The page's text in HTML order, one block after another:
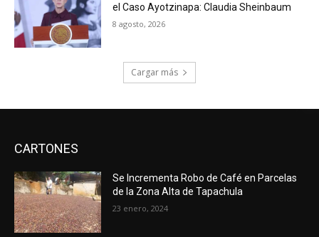
el Caso Ayotzinapa: Claudia Sheinbaum
8 agosto, 2026
Cargar más
CARTONES
Se Incrementa Robo de Café en Parcelas
de la Zona Alta de Tapachula
23 enero, 2024